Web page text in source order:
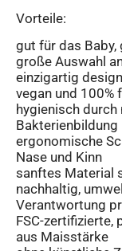
Vorteile:
gut für das
große Auswahl
einzigartig
vegan und
hygienisch
Bakterienbildung
ergonomische
Nase und Kinn
sanftes Material
nachhaltig,
Verantwortung
FSC-zertifizierte,
aus Maisstärke